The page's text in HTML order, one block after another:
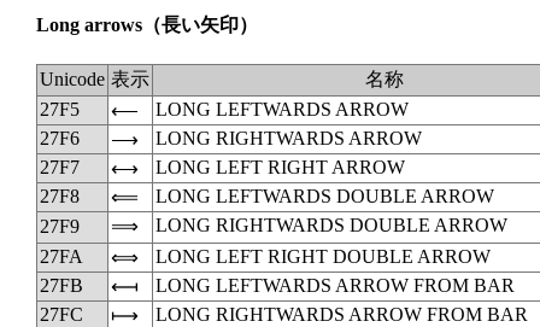
Long arrows （長い矢印）
Unicode 表示
名称
27F5
⟵
LONG LEFTWARDS ARROW
27F6
⟶
LONG RIGHTWARDS ARROW
27F7
⟷
LONG LEFT RIGHT ARROW
27F8
⟸
LONG LEFTWARDS DOUBLE ARROW
27F9
⟹
LONG RIGHTWARDS DOUBLE ARROW
27FA
⟺
LONG LEFT RIGHT DOUBLE ARROW
27FB
⟻
LONG LEFTWARDS ARROW FROM BAR
27FC
⟼
LONG RIGHTWARDS ARROW FROM BAR